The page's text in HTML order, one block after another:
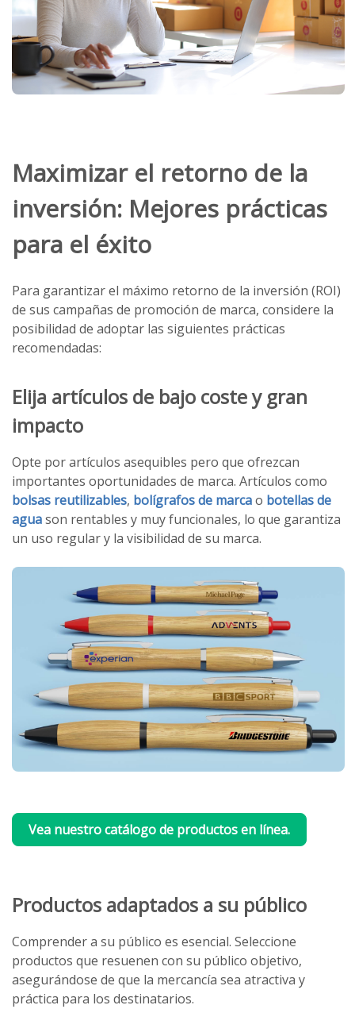
Maximizar el retorno de la
inversión: Mejores prácticas
para el éxito
Para garantizar el máximo retorno de la inversión (ROI)
de sus campañas de promoción de marca, considere la
posibilidad de adoptar las siguientes prácticas
recomendadas:
Elija artículos de bajo coste y gran
impacto
Opte por artículos asequibles pero que ofrezcan
importantes oportunidades de marca. Artículos como
bolsas reutilizables, bolígrafos de marcao botellas de
aguason rentables y muy funcionales, lo que garantiza
un uso regular y la visibilidad de su marca.
Vea nuestro catálogo de productos en línea.
Productos adaptados a su público
Comprender a su público es esencial. Seleccione
productos que resuenen con su público objetivo,
asegurándose de que la mercancía sea atractiva y
práctica para los destinatarios.